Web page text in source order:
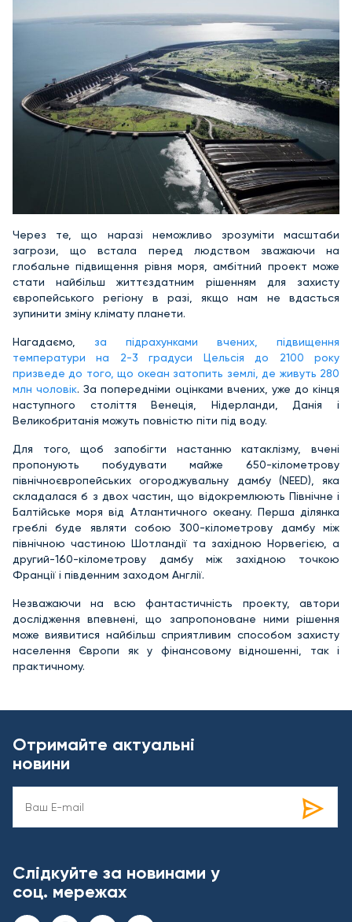
Через те, що наразі неможливо зрозуміти масштаби
загрози, що встала перед людством зважаючи на
глобальне підвищення рівня моря, амбітний проект може
стати найбільш життєздатним рішенням для захисту
європейського регіону в разі, якщо нам не вдасться
зупинити зміну клімату планети.
Нагадаємо, за підрахунками вчених, підвищення
температури на 2-3 градуси Цельсія до 2100 року
призведе до того, що океан затопить землі, де живуть 280
млн чоловік. За попередніми оцінками вчених, уже до кінця
наступного століття Венеція, Нідерланди, Данія і
Великобританія можуть повністю піти під воду.
Для того, щоб запобігти настанню катаклізму, вчені
пропонують побудувати майже 650-кілометрову
північноєвропейських огороджувальну дамбу (NEED), яка
складалася б з двох частин, що відокремлюють Північне і
Балтійське моря від Атлантичного океану. Перша ділянка
греблі буде являти собою 300-кілометрову дамбу між
північною частиною Шотландії та західною Норвегією, а
другий-160-кілометрову дамбу між західною точкою
Франції і південним заходом Англії.
Незважаючи на всю фантастичність проекту, автори
дослідження впевнені, що запропоноване ними рішення
може виявитися найбільш сприятливим способом захисту
населення Європи як у фінансовому відношенні, так і
практичному.
Отримайте актуальні
новини
Слідкуйте за новинами у
соц. мережах